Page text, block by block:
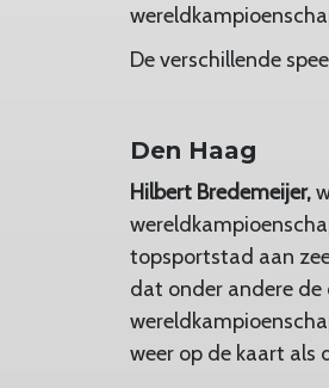
De verschillende
Den Haag
Hilbert Bredemeijer,
topsportstad aan
dat onder andere de
weer op de kaart als